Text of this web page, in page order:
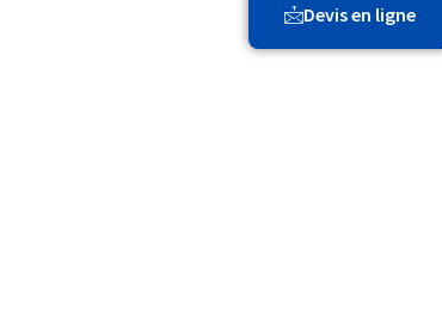
Devis en ligne